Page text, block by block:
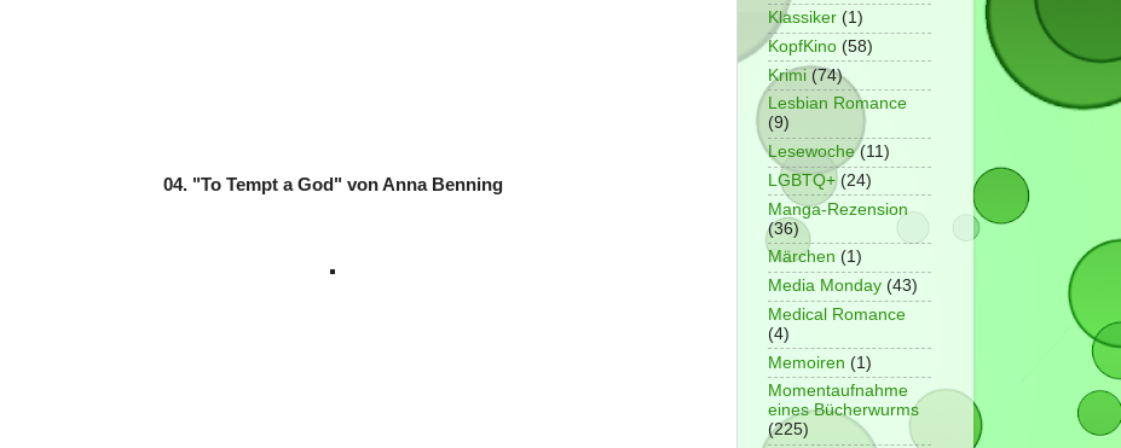
04. "To Tempt a God" von Anna Benning
Klassiker (1)
KopfKino (58)
Krimi (74)
Lesbian Romance
(9)
Lesewoche (11)
LGBTQ+ (24)
Manga-Rezension
(36)
Märchen (1)
Media Monday (43)
Medical Romance
(4)
Memoiren (1)
Momentaufnahme
eines Bücherwurms
(225)